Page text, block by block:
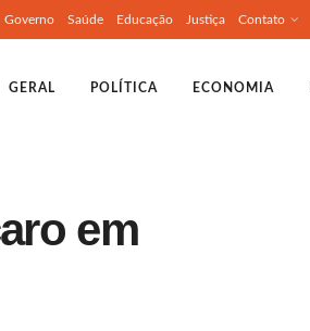
Governo Saúde Educação Justiça Contato
GERAL POLÍTICA ECONOMIA
em